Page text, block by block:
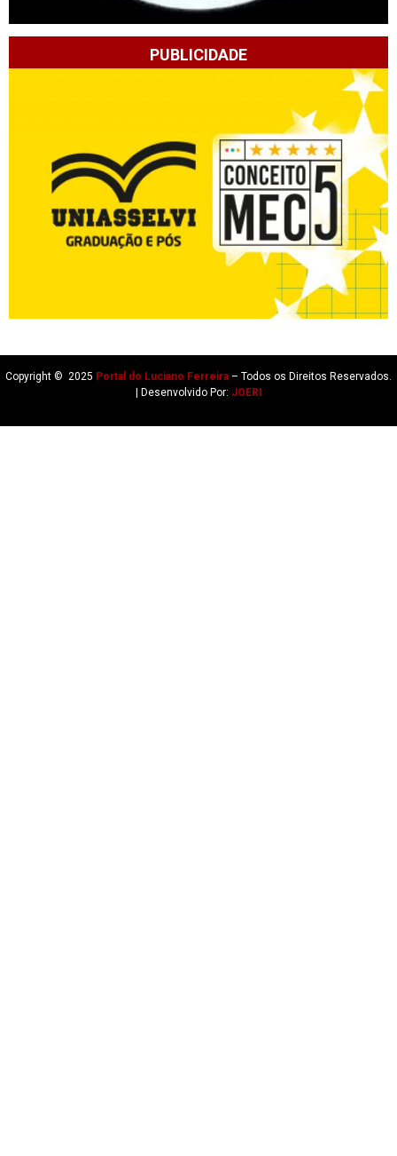
PUBLICIDADE
Copyright © 2025 Portal do Luciano Ferreira – Todos os Direitos Reservados.
| Desenvolvido Por: JOERI